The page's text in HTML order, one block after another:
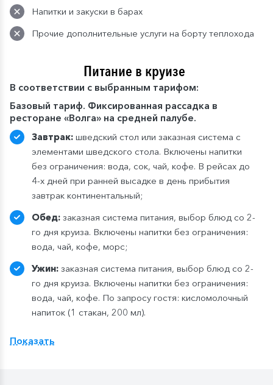
Напитки и закуски в барах
Прочие дополнительные услуги на борту теплохода
Питание в круизе
В соответствии с выбранным тарифом:
Базовый тариф. Фиксированная рассадка в
ресторане «Волга» на средней палубе.
Завтрак: шведский стол или заказная система с
элементами шведского стола. Включены напитки
без ограничения: вода, сок, чай, кофе. В рейсах до
4-х дней при ранней высадке в день прибытия
завтрак континентальный;
Обед: заказная система питания, выбор блюд со 2-
го дня круиза. Включены напитки без ограничения:
вода, чай, кофе, морс;
Ужин: заказная система питания, выбор блюд со 2-
го дня круиза. Включены напитки без ограничения:
вода, чай, кофе. По запросу гостя: кисломолочный
напиток (1 стакан, 200 мл).
ресторане «Нева» на шлюпочной палу
Показать